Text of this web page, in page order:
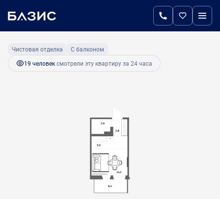
Студия23.5 м 5 522 500 руб.
Ипотекаот 26 456 руб.
Чистовая отделка
С балконом
19 человексмотрели эту квартиру за 24 часа